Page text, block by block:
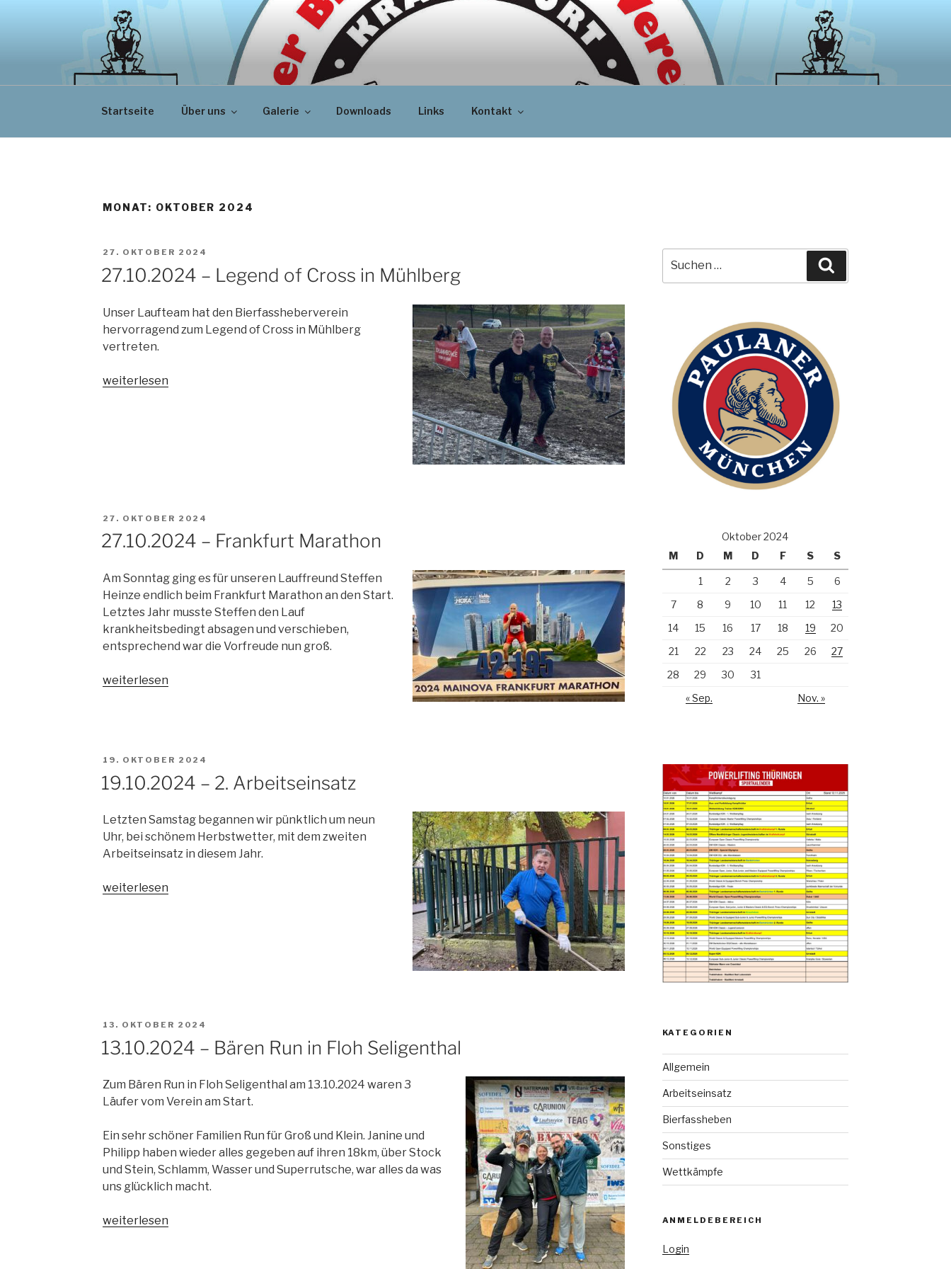
Startseite Über uns Galerie Downloads Links Kontakt
MONAT: OKTOBER 2024
VERÖFFENTLICHT
AM
27. OKTOBER 2024
27.10.2024 – Legend of Cross in Mühlberg
Unser Laufteam hat den Bierfassheberverein
hervorragend zum Legend of Cross in Mühlberg
vertreten.
„27.10.2024
weiterlesen
VERÖFFENTLICHT
AM
27. OKTOBER 2024
27.10.2024 – Frankfurt Marathon
Am Sonntag ging es für unseren Lauffreund Steffen
Heinze endlich beim Frankfurt Marathon an den Start.
Letztes Jahr musste Steffen den Lauf
krankheitsbedingt absagen und verschieben,
entsprechend war die Vorfreude nun groß.
„27.10.2024
weiterlesen
VERÖFFENTLICHT
AM
19. OKTOBER 2024
19.10.2024 – 2. Arbeitseinsatz
Letzten Samstag begannen wir pünktlich um neun
Uhr, bei schönem Herbstwetter, mit dem zweiten
Arbeitseinsatz in diesem Jahr.
„19.10.2024
weiterlesen
VERÖFFENTLICHT
AM
13. OKTOBER 2024
13.10.2024 – Bären Run in Floh Seligenthal
Zum Bären Run in Floh Seligenthal am 13.10.2024 waren 3
Läufer vom Verein am Start.
Ein sehr schöner Familien Run für Groß und Klein. Janine und
Philipp haben wieder alles gegeben auf ihren 18km, über Stock
und Stein, Schlamm, Wasser und Superrutsche, war alles da was
uns glücklich macht.
„13.10.2024
weiterlesen
nach:
Oktober 2024
M
D M D F S S
1 2 3 4 5
6
7
8 9 10 11 12
13
14
15 16 17 18 19
20
21
22 23 24 25 26
27
28
29 30
31
« Sep.
Nov. »
KATEGORIEN
Allgemein
Arbeitseinsatz
Bierfassheben
Sonstiges
Wettkämpfe
ANMELDEBEREICH
Login